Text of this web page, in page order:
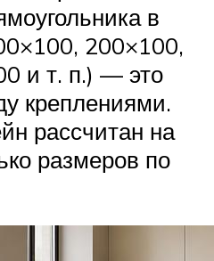
в
200×100,
и т. п.) — это
креплениями.
рассчитан на
размеров по